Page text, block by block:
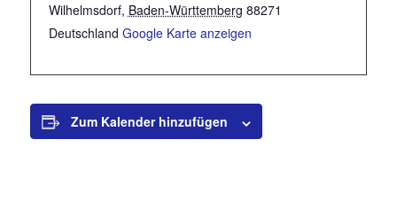
Wilhelmsdorf, Baden-Württemberg 88271
Deutschland Google Karte anzeigen
Zum Kalender hinzufügen